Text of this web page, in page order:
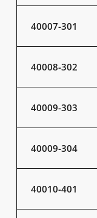
40007-301
40008-302
40009-303
40009-304
40010-401